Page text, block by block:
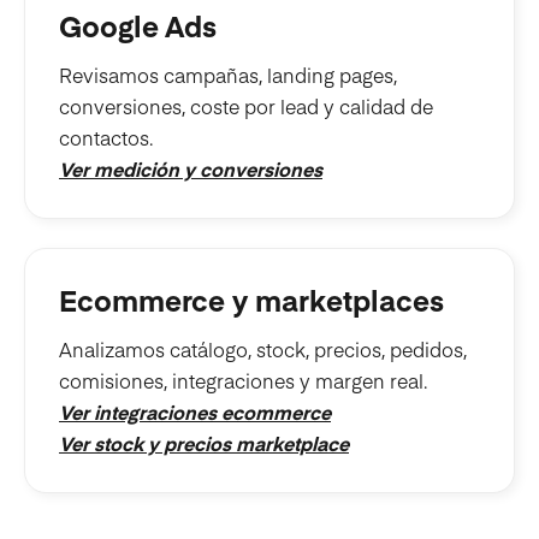
Google Ads
Revisamos campañas, landing pages,
conversiones, coste por lead y calidad de
contactos.
Ver medición y conversiones
Ecommerce y marketplaces
Analizamos catálogo, stock, precios, pedidos,
comisiones, integraciones y margen real.
Ver integraciones ecommerce
Ver stock y precios marketplace